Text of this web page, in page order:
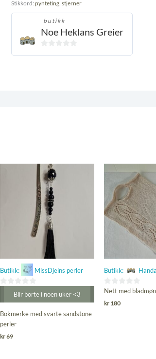
Stikkord: pynteting ,stjerner
butikk
Noe Heklans Greier
Butikk: MissDjeins perler
av
Blir borte i noen uker <3
Bokmerke med svarte sandstone
perler
kr69
Butikk:
0
ut
Nett med
kr 180